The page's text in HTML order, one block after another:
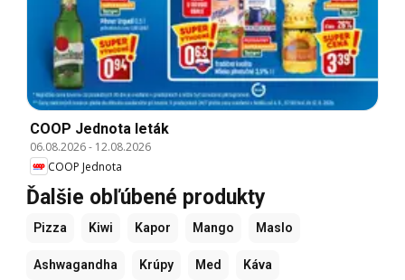
COOP Jednota leták
06.08.2026- 12.08.2026
COOP Jednota
Ďalšie obľúbené produkty
Pizza Kiwi Kapor Mango Maslo
Ashwagandha Krúpy Med Káva